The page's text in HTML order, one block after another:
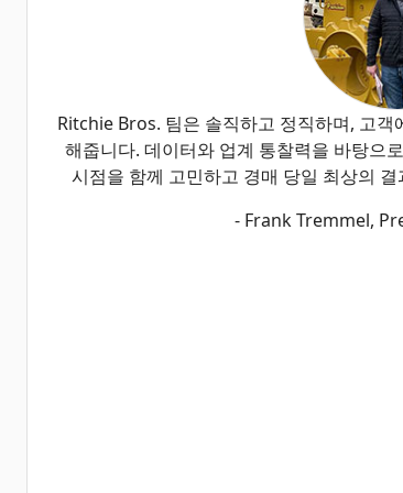
Ritchie Bros. 팀은 솔직하고 정직하며, 고
해줍니다. 데이터와 업계 통찰력을 바탕으
시점을 함께 고민하고 경매 당일 최상의
- Frank Tremmel,